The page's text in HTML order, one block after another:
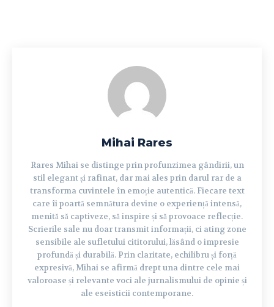
Mihai Rares
Rares Mihai se distinge prin profunzimea gândirii, un
stil elegant și rafinat, dar mai ales prin darul rar de a
transforma cuvintele în emoție autentică. Fiecare text
care îi poartă semnătura devine o experiență intensă,
menită să captiveze, să inspire și să provoace reflecție.
Scrierile sale nu doar transmit informații, ci ating zone
sensibile ale sufletului cititorului, lăsând o impresie
profundă și durabilă. Prin claritate, echilibru și forță
expresivă, Mihai se afirmă drept una dintre cele mai
valoroase și relevante voci ale jurnalismului de opinie și
ale eseisticii contemporane.